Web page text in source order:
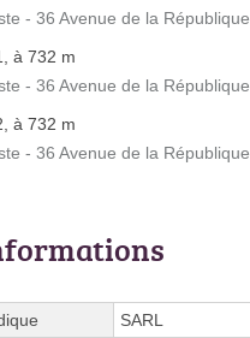
- 36 Avenue de la République
à 732 m
- 36 Avenue de la République
à 732 m
- 36 Avenue de la République
SARL